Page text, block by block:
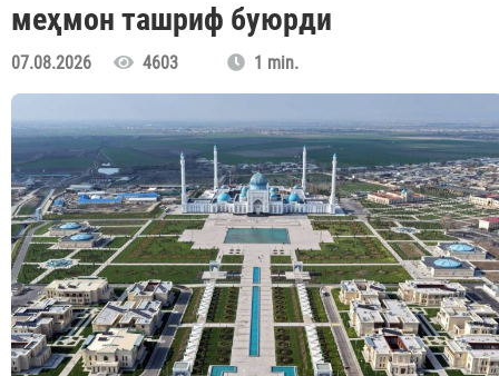
меҳмон ташриф буюрди
07.08.2026 4603 1 min.